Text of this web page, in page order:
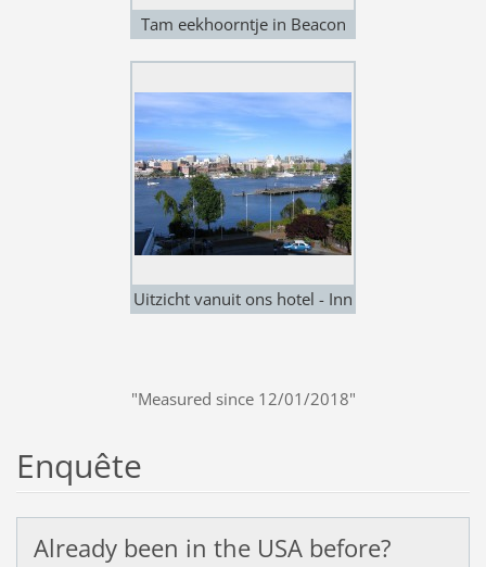
Tam eekhoorntje in Beacon
Uitzicht vanuit ons hotel - Inn
"Measured since 12/01/2018"
Enquête
Already been in the USA before?